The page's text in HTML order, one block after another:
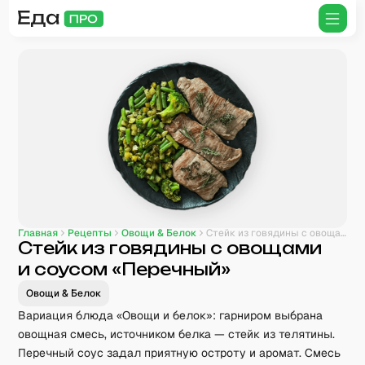
Главная Рецепты Овощи & Белок Стейк из говядины с овощами и соусом «Перечный»
Стейк из говядины с овощами
и соусом «Перечный»
Овощи & Белок
Вариация блюда «Овощи и белок»: гарниром выбрана
овощная смесь, источником белка — стейк из телятины.
Перечный соус задал приятную остроту и аромат. Смесь